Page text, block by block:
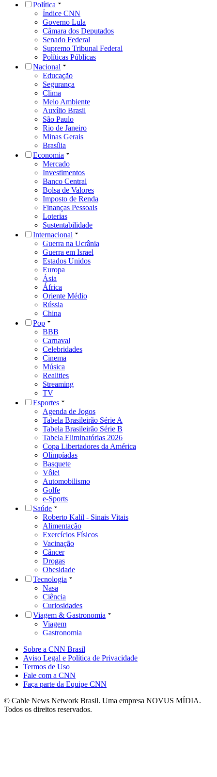
Política
Índice CNN
Governo Lula
Câmara dos Deputados
Senado Federal
Supremo Tribunal Federal
Políticas Públicas
Nacional
Educação
Segurança
Clima
Meio Ambiente
Auxílio Brasil
São Paulo
Rio de Janeiro
Minas Gerais
Brasília
Economia
Mercado
Investimentos
Banco Central
Bolsa de Valores
Imposto de Renda
Finanças Pessoais
Loterias
Sustentabilidade
Internacional
Guerra na Ucrânia
Guerra em Israel
Estados Unidos
Europa
Ásia
África
Oriente Médio
Rússia
China
Pop
BBB
Carnaval
Celebridades
Cinema
Música
Realities
Streaming
TV
Esportes
Agenda de Jogos
Tabela Brasileirão Série A
Tabela Brasileirão Série B
Tabela Eliminatórias 2026
Copa Libertadores da América
Olimpíadas
Basquete
Vôlei
Automobilismo
Golfe
e-Sports
Saúde
Roberto Kalil - Sinais Vitais
Alimentação
Exercícios Físicos
Vacinação
Câncer
Drogas
Obesidade
Tecnologia
Nasa
Ciência
Curiosidades
Viagem & Gastronomia
Viagem
Gastronomia
Sobre a CNN Brasil
Aviso Legal e Política de Privacidade
Termos de Uso
Fale com a CNN
Faça parte da Equipe CNN
© Cable News Network Brasil. Uma empresa NOVUS MÍDIA.
Todos os direitos reservados.